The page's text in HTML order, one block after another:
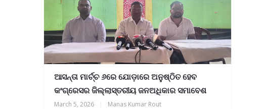
ଆସନ୍ତା ମାର୍ଚ୍ଚ ୬ରେ ଯୋଡ଼ାରେ ଅନୁଷ୍ଠିତ ହେବ
କଂଗ୍ରେସର ଜିଲ୍ଲାସ୍ତରୀୟ ଜନଅଧିକାର ସମାବେଶ
March 5, 2026 Manas Kumar Rout